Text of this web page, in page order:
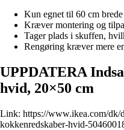
Kun egnet til 60 cm
Kræver montering og
Tager plads i skuffen,
Rengøring kræver mere
UPPDATERA
hvid, 20×50 cm
Link: https://www.ikea.com/dk/
kokkenredskaber-hvid-